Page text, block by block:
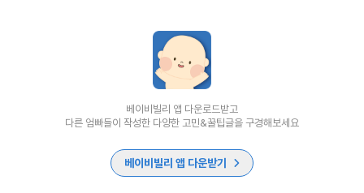
베이비빌리 앱 다운로드받고
다른 엄빠들이 작성한 다양한 고민&꿀팁글을 구경해보세요
베이비빌리 앱 다운받기